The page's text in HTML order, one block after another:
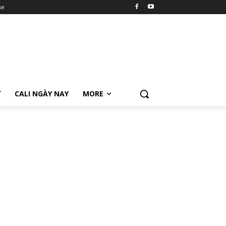
CALI NGÀY NAY MORE